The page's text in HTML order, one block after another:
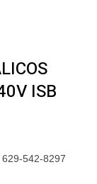
ISB
542-8297